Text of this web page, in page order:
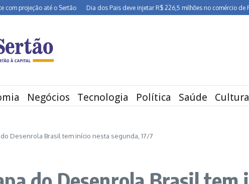
até o Sertão Dia dos Pais deve injetar R$ 226,5 milhões no comércio de
Negócios Tecnologia Política Saúde Cultura
Desenrola Brasil tem início nesta segunda, 17/7